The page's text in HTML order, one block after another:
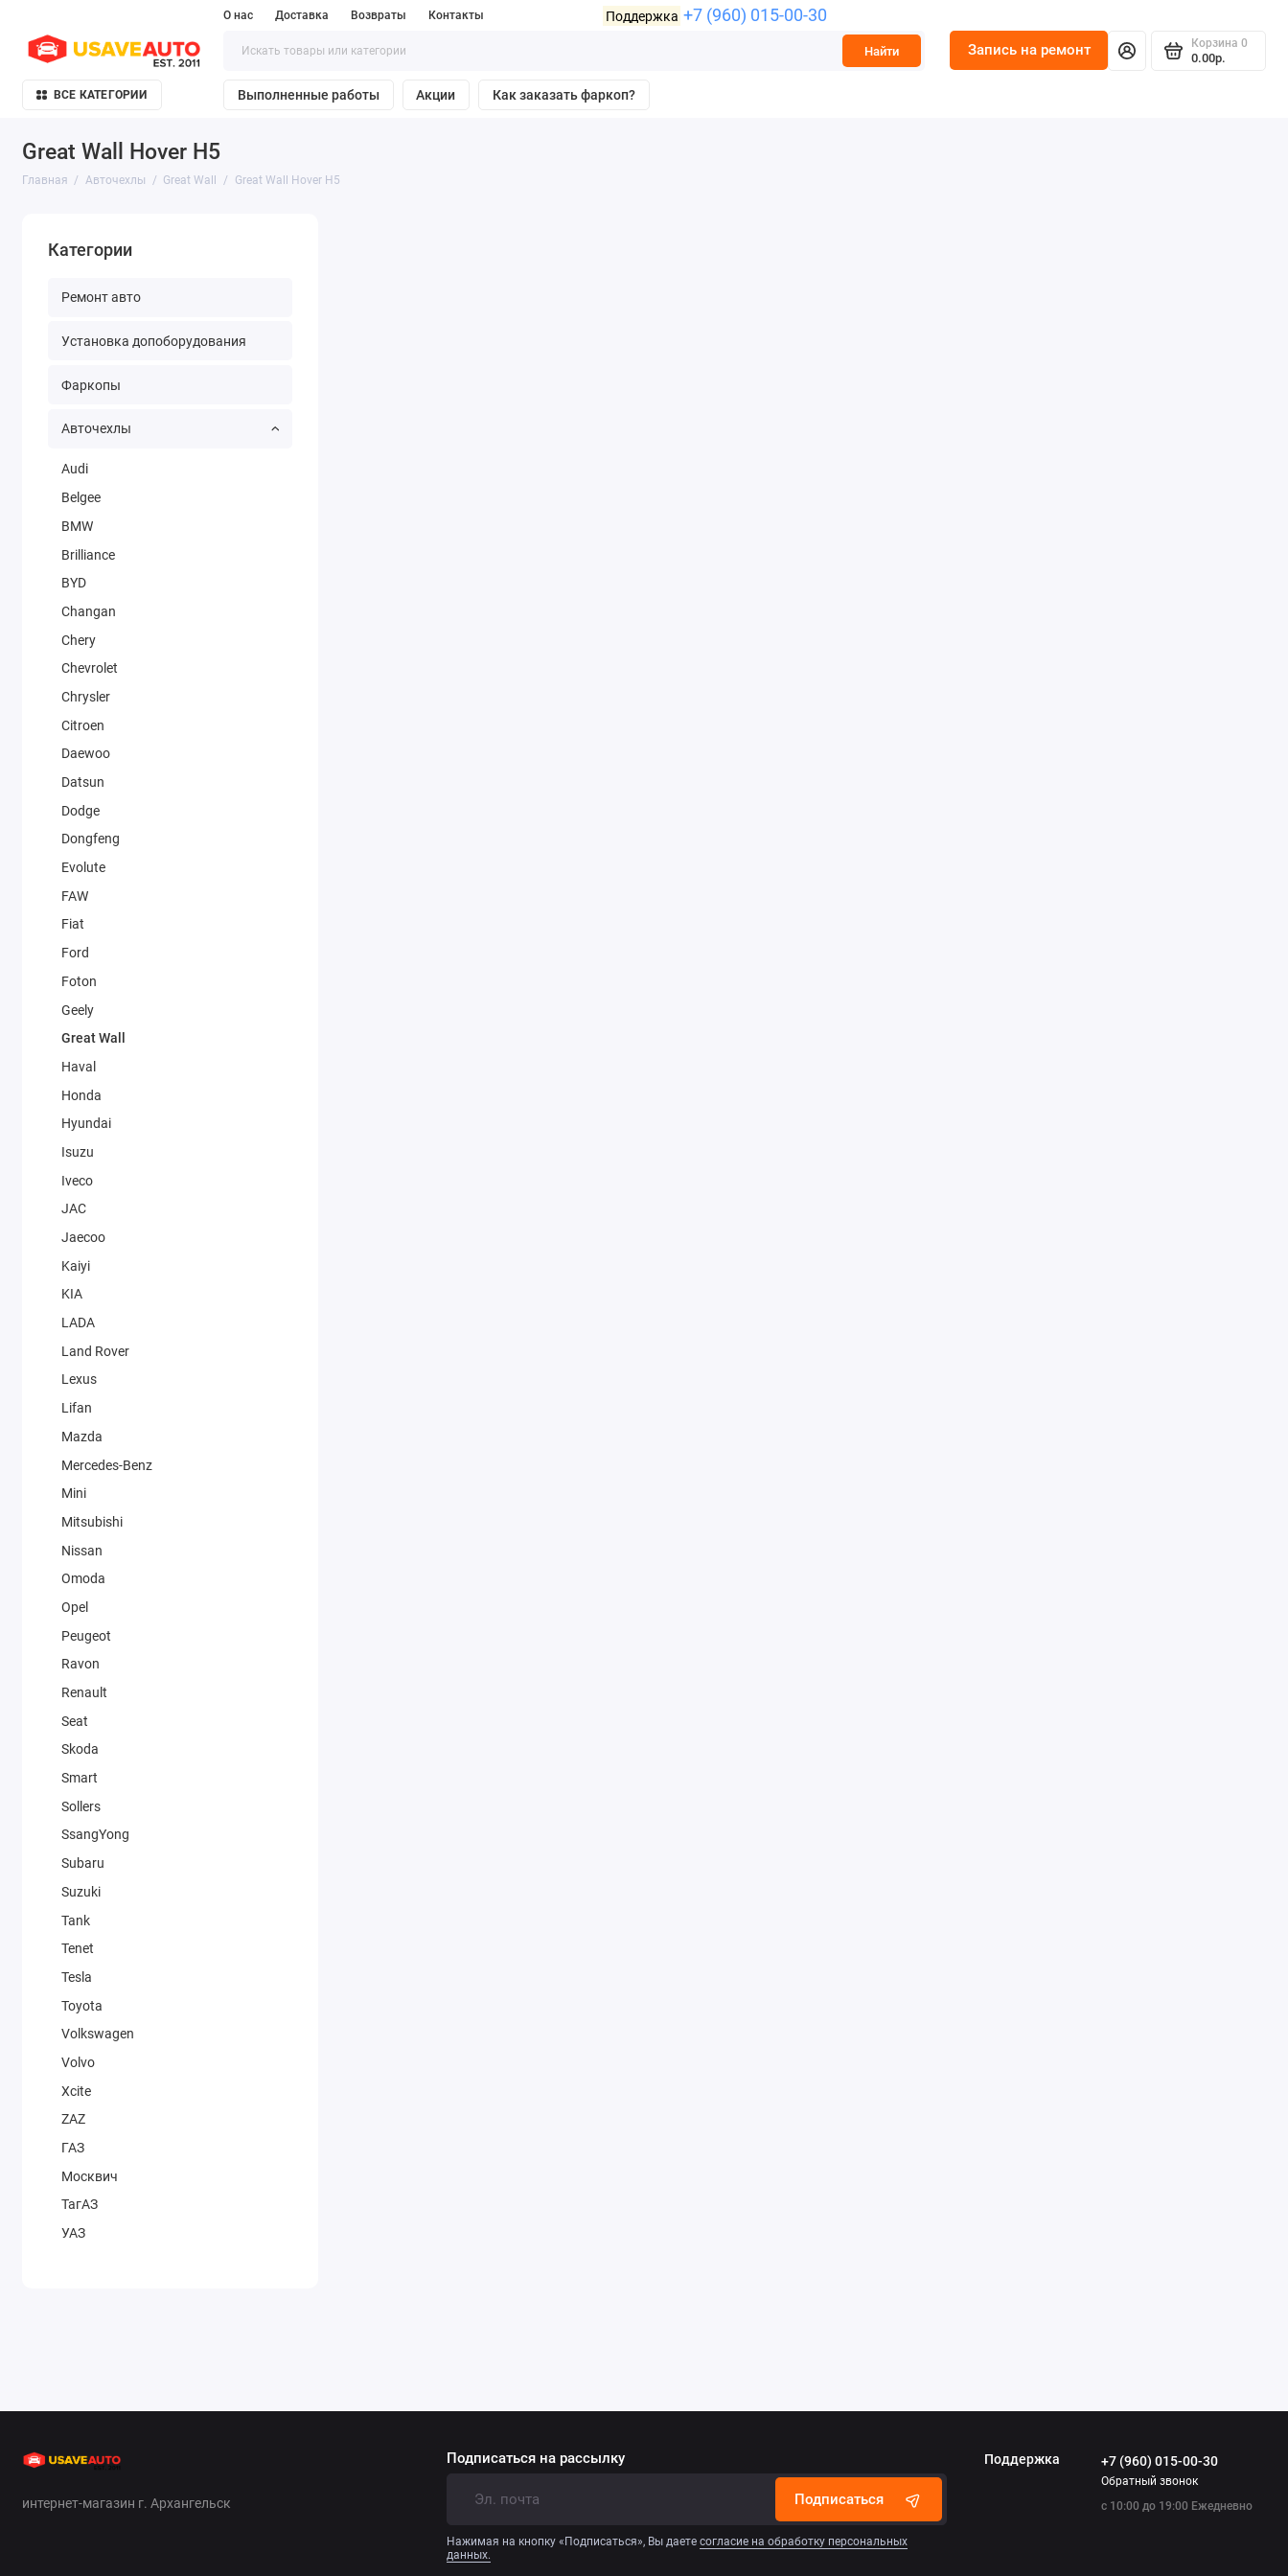
О нас Доставка Возвраты Контакты Поддержка +7 (960) 015-00-30
Найти Запись на ремонт Корзина 0
0.00р.
ВСЕ КАТЕГОРИИ Выполненные работы Акции Как заказать фаркоп?
Great Wall Hover H5
Главная Авточехлы Great Wall Great Wall Hover H5
Категории
Ремонт авто
Установка допоборудования
Фаркопы
Авточехлы
Audi
Belgee
BMW
Brilliance
BYD
Changan
Chery
Chevrolet
Chrysler
Citroen
Daewoo
Datsun
Dodge
Dongfeng
Evolute
FAW
Fiat
Ford
Foton
Geely
Great Wall
Haval
Honda
Hyundai
Isuzu
Iveco
JAC
Jaecoo
Kaiyi
KIA
LADA
Land Rover
Lexus
Lifan
Mazda
Mercedes-Benz
Mini
Mitsubishi
Nissan
Omoda
Opel
Peugeot
Ravon
Renault
Seat
Skoda
Smart
Sollers
SsangYong
Subaru
Suzuki
Tank
Tenet
Tesla
Toyota
Volkswagen
Volvo
Xcite
ZAZ
ГАЗ
Москвич
ТагАЗ
УАЗ
интернет-магазин г. Архангельск
Подписаться на рассылку
Подписаться
Нажимая на кнопку «Подписаться», Вы даетесогласие на обработку персональных
данных.
Поддержка +7 (960) 015-00-30
Обратный звонок
с 10:00 до 19:00 Ежедневно